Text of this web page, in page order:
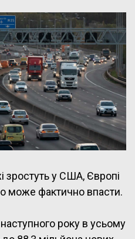
зростуть у США, Європі
може фактично впасти.
року в усьому